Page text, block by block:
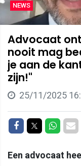
NEWS
Advocaat
nooit mag
je aan de
zijn!"
25/11/2025
Delen opDelen op
Delen
Een advocaat